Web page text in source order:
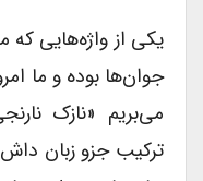
یکی از واژه‌هایی که
جوان‌ها بوده و ما
می‌بریم «نازک
ترکیب جزو زبان